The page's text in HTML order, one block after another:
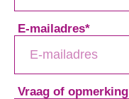
E-mailadres*
Vraag of opmerking